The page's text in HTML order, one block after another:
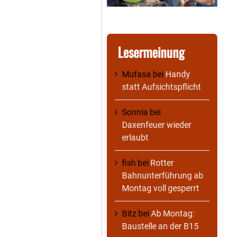
Lesermeinung
Mufasa bei Handy
statt Aufsichtspflicht
Sonnia bei
Daxenfeuer wieder
erlaubt
fish bei Rotter
Bahnunterführung ab
Montag voll gesperrt
Bitz beiAb Montag:
Baustelle an der B15